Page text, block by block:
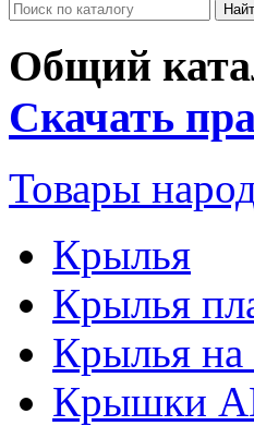
Общий
Скачать
Товары
Крылья
Крылья
Крылья на
Крышки